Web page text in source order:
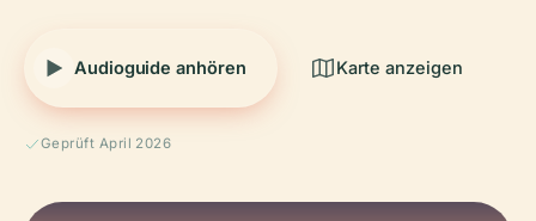
Audioguide anhören Karte anzeigen
Geprüft April 2026